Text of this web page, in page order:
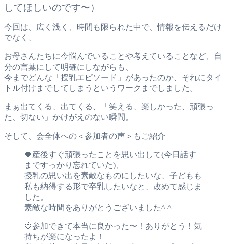
してほしいのです〜）
今回は、広く浅く、時間も限られた中で、情報を伝えるだけ
でなく、
お母さんたちに今悩んでいることや考えていることなど、自
分の言葉にして明確にしながらも、
今までどんな「授乳エピソード」があったのか、それにタイ
トル付けまでしてしまうというワークまでしました。
まぁ出てくる、出てくる、「笑える、楽しかった、頑張っ
た、切ない」かけがえのない瞬間。
そして、会全体への＜参加者の声＞もご紹介
🍓産後すぐ頑張ったことを思い出して(今日話す
まですっかり忘れていた)、
授乳の思い出を素敵なものにしたいな、子どもも
私も納得する形で卒乳したいなと、改めて感じま
した。
素敵な時間をありがとうございました^ ^
🍓参加できて本当に良かった〜！ありがとう！気
持ちが楽になったよ！